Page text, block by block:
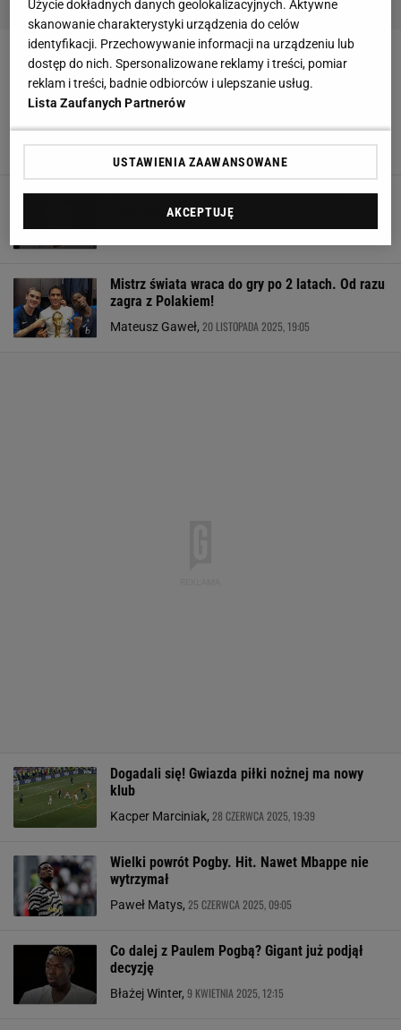
PAUL POGBA
Kompromitacja na oczach świata.
Granice żenady zostały przekroczone
Jest wielką gwiazdą. Niesłychane, w co
zainwestował
Mistrz świata wraca do gry po 2 latach. Od razu
zagra z Polakiem!
Mateusz Gaweł, 20 LISTOPADA 2025, 19:05
Dogadali się! Gwiazda piłki nożnej ma nowy
klub
Kacper Marciniak, 28 CZERWCA 2025, 19:39
Wielki powrót Pogby. Hit. Nawet Mbappe nie
wytrzymał
Paweł Matys, 25 CZERWCA 2025, 09:05
Co dalej z Paulem Pogbą? Gigant już podjął
decyzję
Błażej Winter, 9 KWIETNIA 2025, 12:15
Użycie dokładnych danych geolokalizacyjnych. Aktywne
skanowanie charakterystyki urządzenia do celów
identyfikacji. Przechowywanie informacji na urządzeniu lub
dostęp do nich. Spersonalizowane reklamy i treści, pomiar
reklam i treści, badnie odbiorców i ulepszanie usług.
Lista Zaufanych Partnerów
USTAWIENIA ZAAWANSOWANE
AKCEPTUJĘ